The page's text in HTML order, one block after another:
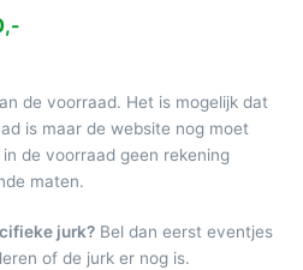
de voorraad. Het is mogelijk dat
is maar de website nog moet
de voorraad geen rekening
maten.
jurk? Bel dan eerst eventjes
of de jurk er nog is.